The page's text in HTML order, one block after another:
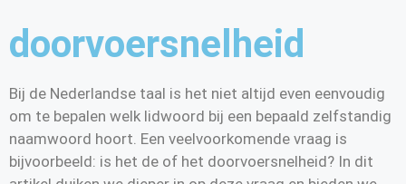
doorvoersnelheid
Bij de Nederlandse taal is het niet altijd even eenvoudig
om te bepalen welk lidwoord bij een bepaald zelfstandig
naamwoord hoort. Een veelvoorkomende vraag is
bijvoorbeeld: is het de of het doorvoersnelheid? In dit